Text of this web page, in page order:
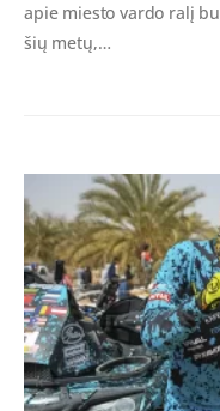
apie miesto vardo ralį
šių metų,…